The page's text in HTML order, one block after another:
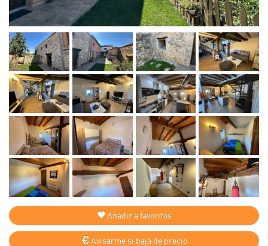
Añadir a favoritos
Avisarme si baja de precio